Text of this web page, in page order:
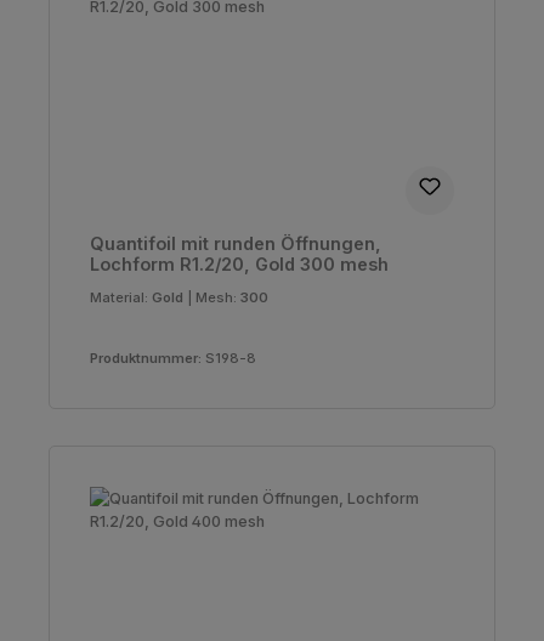
Quantifoil mit runden Öffnungen,
Lochform R1.2/20, Gold 300 mesh
Material: Gold Mesh: 300
Produktnummer: S198-8